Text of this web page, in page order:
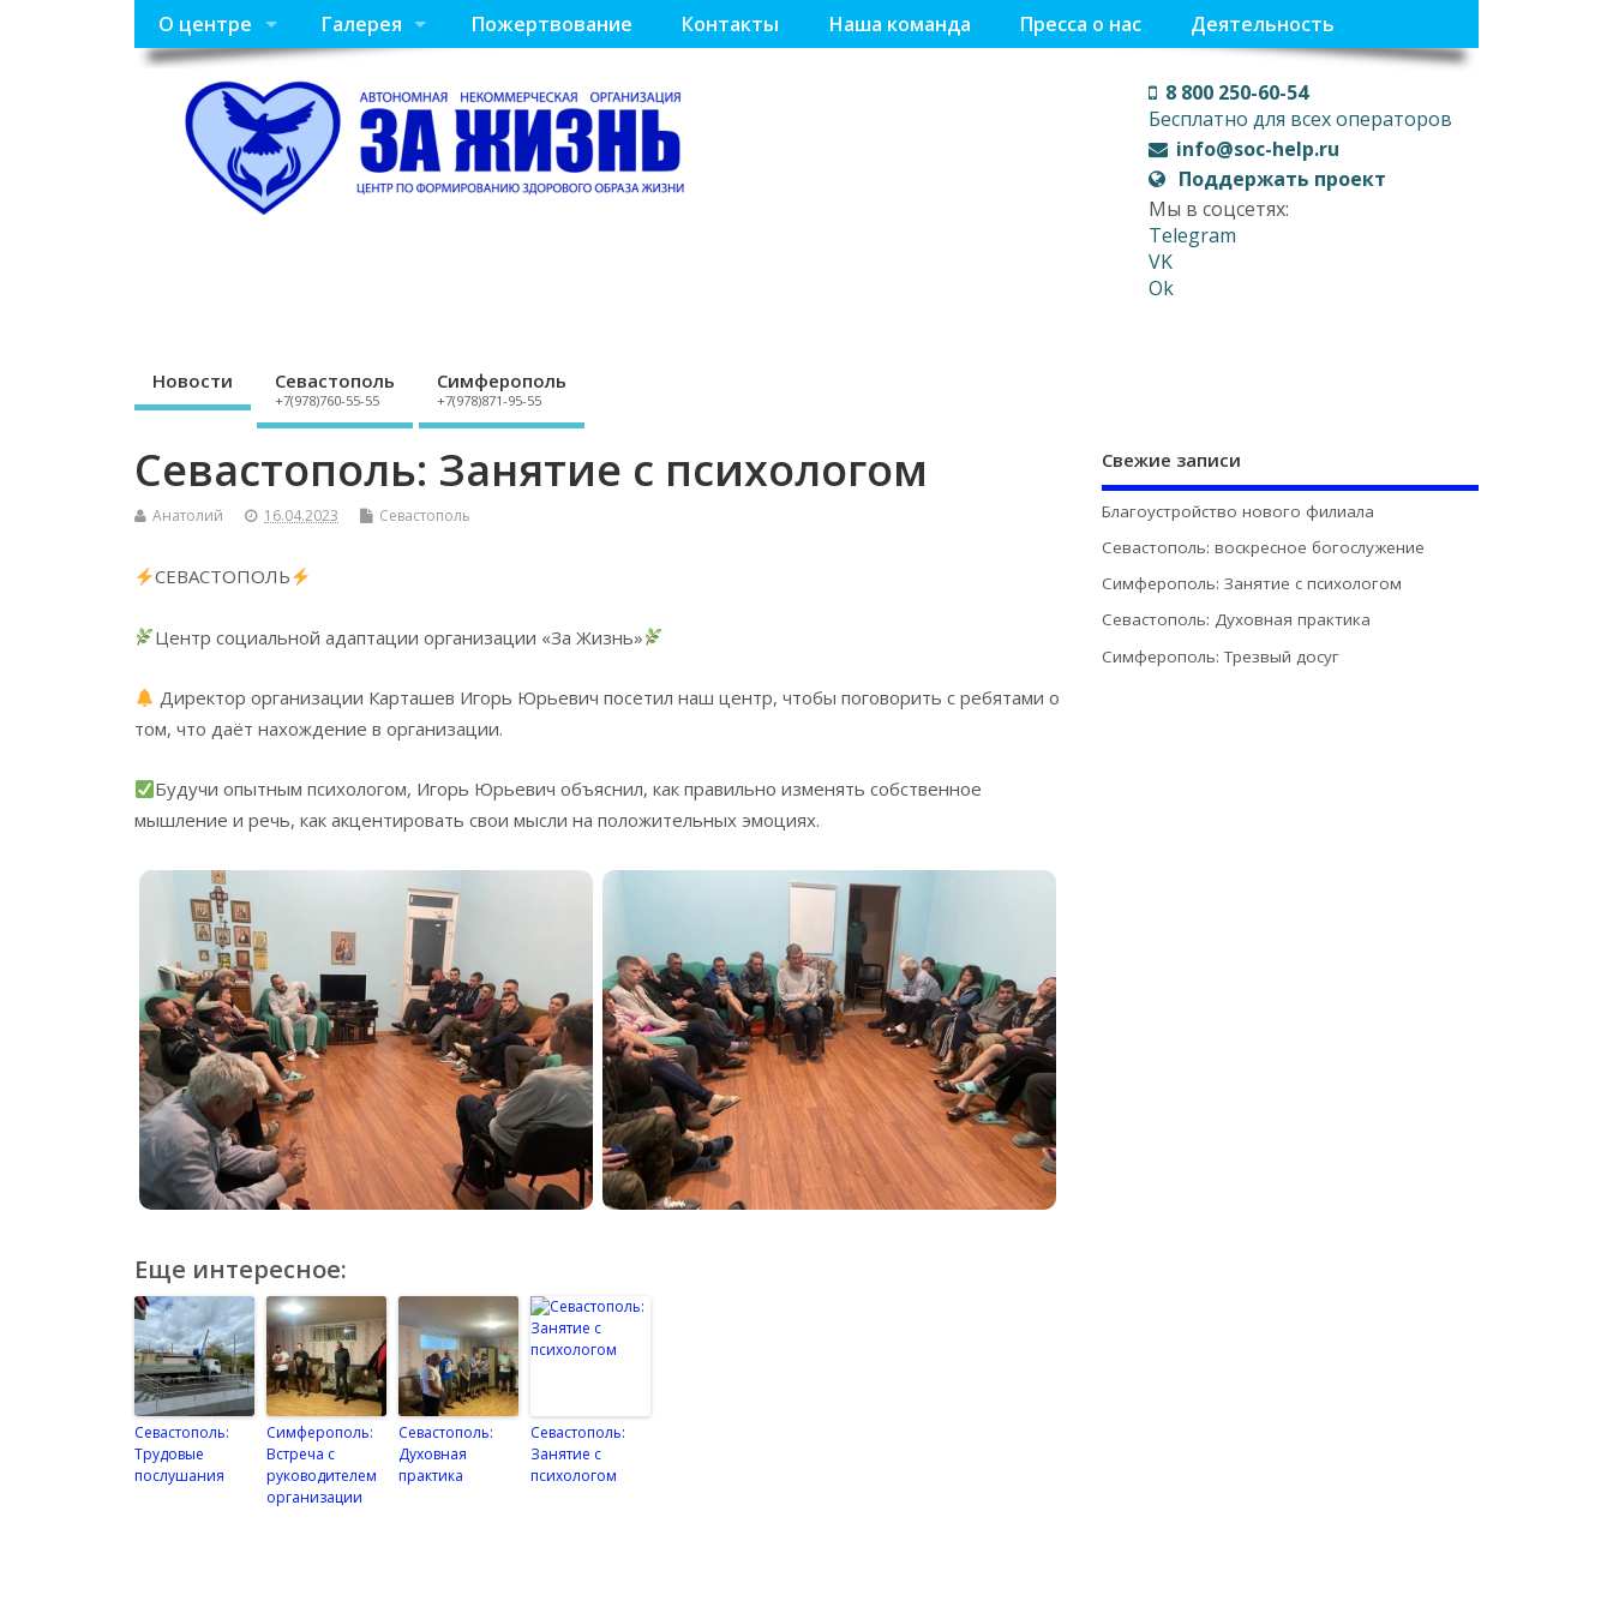
О центре Галерея Пожертвование Контакты Наша команда Пресса о нас Деятельность
8 800 250-60-54
Бесплатно для всех операторов
info@soc-help.ru
Поддержать проект
Мы в соцсетях:
Telegram
VK
Ok
Новости Севастополь
+7(978)760-55-55
Симферополь
+7(978)871-95-55
Севастополь: Занятие с психологом
Анатолий 16.04.2023 Севастополь
СЕВАСТОПОЛЬ
Центр социальной адаптации организации «За Жизнь»
Директор организации Карташев Игорь Юрьевич посетил наш центр, чтобы поговорить с ребятами о
том, что даёт нахождение в организации.
Будучи опытным психологом, Игорь Юрьевич объяснил, как правильно изменять собственное
мышление и речь, как акцентировать свои мысли на положительных эмоциях.
Еще интересное:
Севастополь:
Трудовые
послушания
Симферополь:
Встреча с
руководителем
организации
Севастополь:
Духовная
практика
Севастополь:
Занятие с
психологом
Свежие записи
Благоустройство нового филиала
Севастополь: воскресное богослужение
Симферополь: Занятие с психологом
Севастополь: Духовная практика
Симферополь: Трезвый досуг